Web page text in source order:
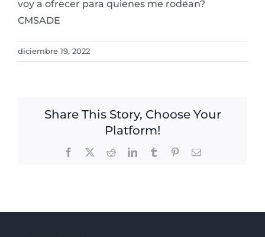
voy a ofrecer para quienes me rodean?
CMSADE
diciembre 19, 2022
Share This Story, Choose Your
Platform!
Facebook RedditLinkedInTumblr PinterestEmail